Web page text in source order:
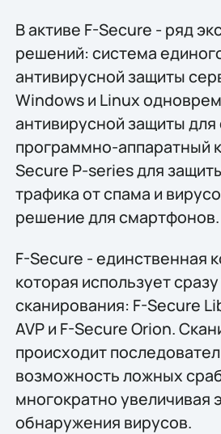
В активе F-Secure - ряд
решений: система
антивирусной защиты
Windows и Linux
антивирусной защиты
программно-аппаратный
Secure P-series для
трафика от спама и
решение для смартфонов.
F-Secure - единственная
которая использует
сканирования: F-Secure
AVP и F-Secure Orion.
происходит
возможность ложных
многократно увеличивая
обнаружения вирусов.